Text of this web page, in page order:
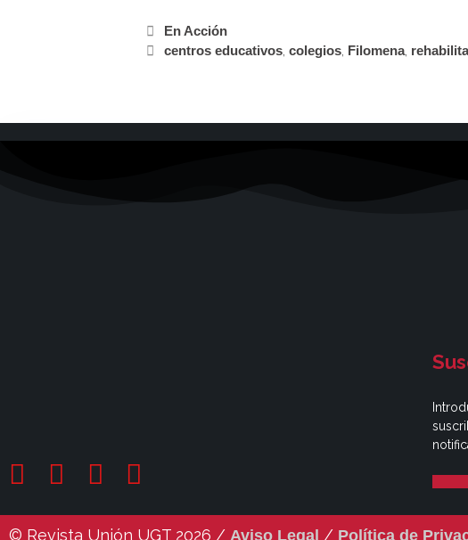
En Acción
centros educativos,colegios, Filomena,
© Revista Unión UGT 2026 / Aviso Legal / Política de